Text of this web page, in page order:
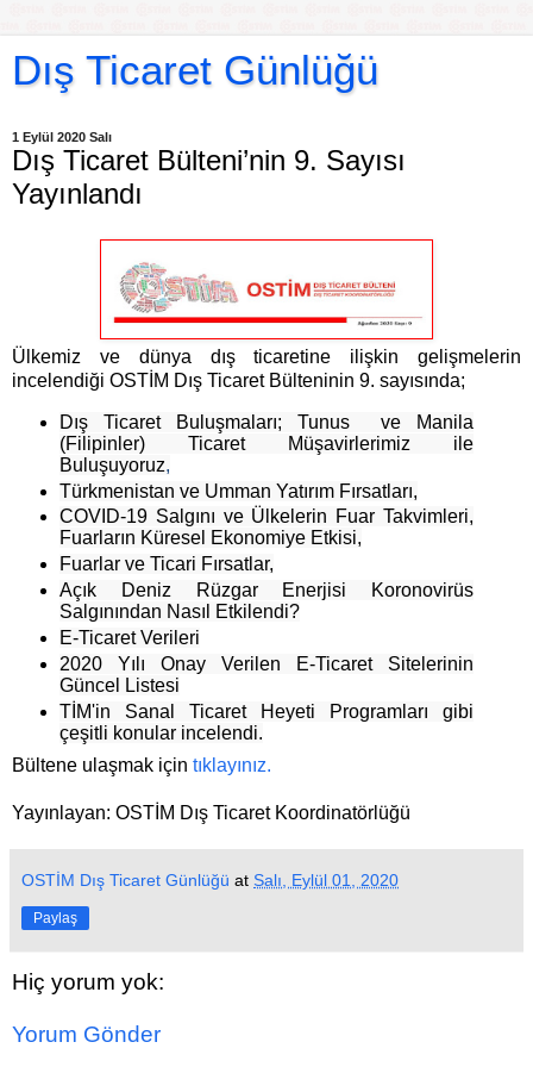
Dış Ticaret Günlüğü
1 Eylül 2020 Salı
Dış Ticaret Bülteni’nin 9. Sayısı
Yayınlandı
Ülkemiz ve dünya dış ticaretine ilişkin gelişmelerin
incelendiği OSTİM Dış Ticaret Bülteninin 9. sayısında;
Dış Ticaret Buluşmaları; Tunus ve Manila
(Filipinler) Ticaret Müşavirlerimiz ile
Buluşuyoruz,
Türkmenistan ve Umman Yatırım Fırsatları,
COVID-19 Salgını ve Ülkelerin Fuar Takvimleri,
Fuarların Küresel Ekonomiye Etkisi,
Fuarlar ve Ticari Fırsatlar,
Açık Deniz Rüzgar Enerjisi Koronovirüs
Salgınından Nasıl Etkilendi?
E-Ticaret Verileri
2020 Yılı Onay Verilen E-Ticaret Sitelerinin
Güncel Listesi
TİM'in Sanal Ticaret Heyeti Programlarıgibi
çeşitli konular incelendi.
Bültene ulaşmak için tıklayınız.
Yayınlayan: OSTİM Dış Ticaret Koordinatörlüğü
OSTİM Dış Ticaret Günlüğü at Salı, Eylül 01, 2020
Paylaş
Hiç yorum yok:
Yorum Gönder